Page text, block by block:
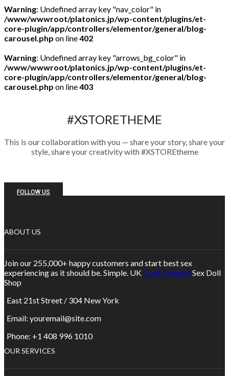
Warning: Undefined array key "nav_color" in
/www/wwwroot/platonics.jp/wp-content/plugins/et-
core-plugin/app/controllers/elementor/general/blog-
carousel.php on line402
Warning: Undefined array key "arrows_bg_color" in
/www/wwwroot/platonics.jp/wp-content/plugins/et-
core-plugin/app/controllers/elementor/general/blog-
carousel.php on line403
#XSTORETHEME
This is our collaboration with you — share your story, share your
style, share your creativity with #XSTOREtheme
FOLLOW US
ABOUT US
Join our 255,000+ happy customers and start best sex
experiencing as it should be. Simple. UKCock ControlSex Doll
Shop
East 21st Street / 304 New York
Email: youremail@site.com
Phone: +1 408 996 1010
OUR SERVICES